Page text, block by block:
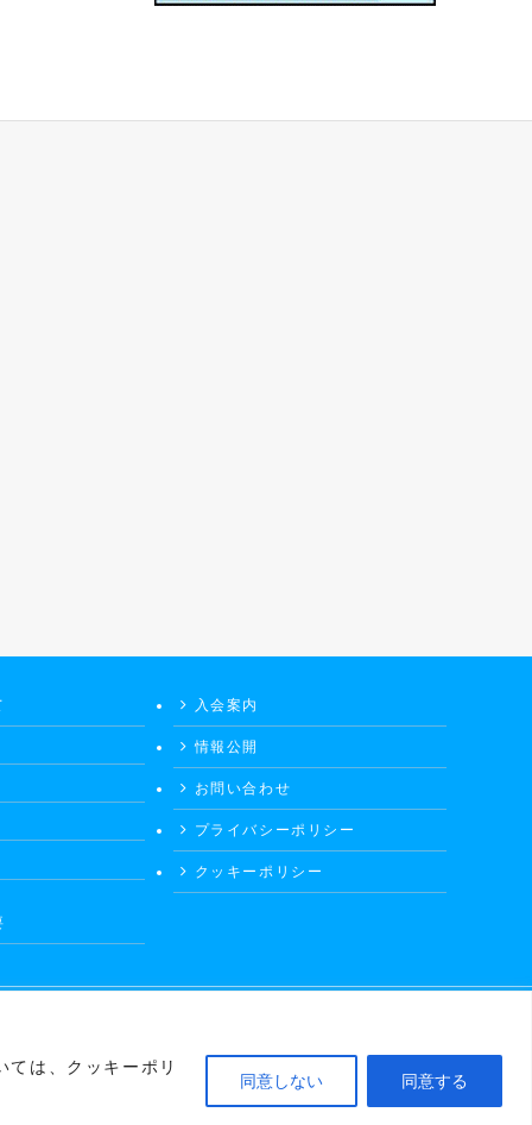
は、クッキーポリ
同意しない 同意する
入会案内
情報公開
お問い合わせ
プライバシーポリシー
クッキーポリシー